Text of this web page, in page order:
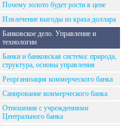
Почему золото будет рости в цене
Извлечение выгоды из краха доллара
Банковское дело. Управление и
технологии
Банки и банковская система: природа,
структура, основы управления
Реорганизация коммерческого банка
Санирование коммерческого банка
Отношения с учреждениями
Центрального банка